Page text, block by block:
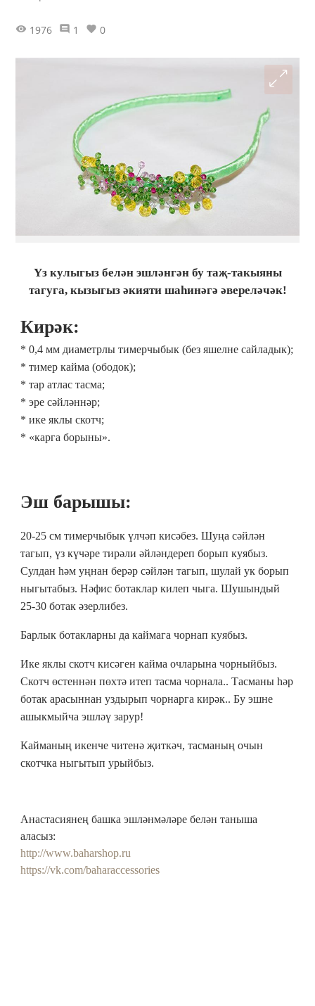
1976 1 0
Үз кулыгыз белән эшләнгән бу таҗ-такыяны
тагуга, кызыгыз әкияти шаһинәгә әвереләчәк!
Кирәк:
* 0,4 мм диаметрлы тимерчыбык (без яшелне сайладык);
* тимер кайма (ободок);
* тар атлас тасма;
* эре сәйләннәр;
* ике яклы скотч;
* «карга борыны».
Эш барышы:
20-25 см тимерчыбык үлчәп кисәбез. Шуңа сәйлән
тагып, үз күчәре тирәли әйләндереп борып куябыз.
Сулдан һәм уңнан берәр сәйлән тагып, шулай ук борып
ныгытабыз. Нәфис ботаклар килеп чыга. Шушындый
25-30 ботак әзерлибез.
Барлык ботакларны да каймага чорнап куябыз.
Ике яклы скотч кисәген кайма очларына чорныйбыз.
Скотч өстеннән пөхтә итеп тасма чорнала.. Тасманы һәр
ботак арасыннан уздырып чорнарга кирәк.. Бу эшне
ашыкмыйча эшләү зарур!
Кайманың икенче читенә җиткәч, тасманың очын
скотчка ныгытып урыйбыз.
Анастасиянең башка эшләнмәләре белән таныша
аласыз:
http://www.baharshop.ru
https://vk.com/baharaccessories